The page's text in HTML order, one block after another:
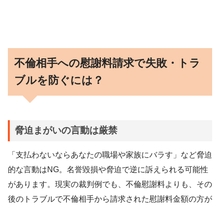
不倫相手への慰謝料請求で失敗・トラ
ブルを防ぐには？
脅迫まがいの言動は厳禁
「支払わないならあなたの職場や家族にバラす」など脅迫
的な言動はNG。名誉毀損や脅迫で逆に訴えられる可能性
があります。現実の裁判例でも、不倫慰謝料よりも、その
後のトラブルで不倫相手から請求された慰謝料金額の方が